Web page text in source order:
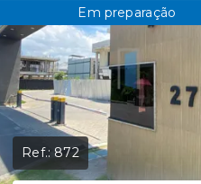
Em preparação
Ref.: 872